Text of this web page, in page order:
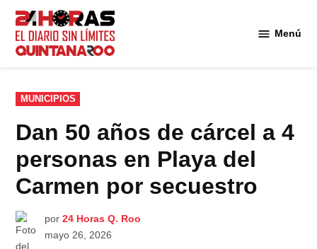
Saltar
contenido
Menú
PUBLICADO
EN
MUNICIPIOS
Dan 50 años de cárcel a 4
personas en Playa del
Carmen por secuestro
por 24 Horas Q. Roo
mayo 26, 2026